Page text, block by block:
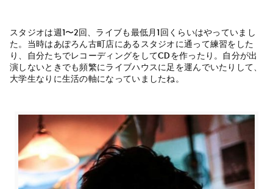
スタジオは週1〜2回、ライブも最低月1回くらいはやっていまし
た。当時はあぽろん古町店にあるスタジオに通って練習をした
り、自分たちでレコーディングをしてCDを作ったり。自分が出
演しないときでも頻繁にライブハウスに足を運んでいたりして、
大学生なりに生活の軸になっていましたね。